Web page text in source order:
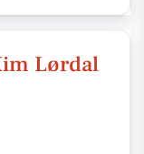
Lørdal